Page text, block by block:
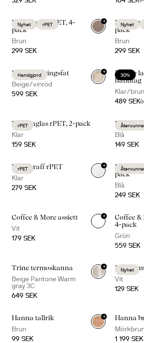
Nyhet rPET
Billi vinglas rPET, 4-
pack
Brun
299 SEK
+
Nyhet
Billi
pack
Brun
299 SEK
Handgjord
Ditte serveringsfat
Beige/vinröd
599 SEK
+
30%
Nature
handtag
Klar/
489 SEK
rPET
Billi vinglas rPET, 2-pack
Klar
159 SEK
Eden
Blå
149 SEK
rPET
Billi karaff rPET
Klar
279 SEK
+
Eden
pack
Blå
249 SEK
Coffee & More assiett
Vit
179 SEK
+
Coffee &
4-pack
Grön
559 SEK
Trine termoskanna
Beige Pantone Warm
gray 3C
649 SEK
+
Nyhet
Inka
Vit
129 SEK
Hanna tallrik
Brun
99 SEK
+
Hanna
1 199 SEK